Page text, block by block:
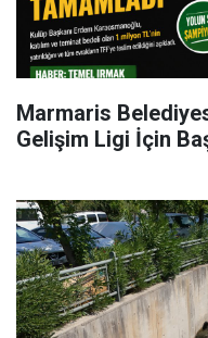
Marmaris
Gelişim Ligi İçin